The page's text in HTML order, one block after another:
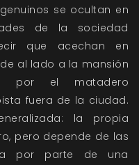
se ocultan en
de la sociedad
que acechan en
al lado a la mansión
por el matadero
fuera de la ciudad.
la propia
pero depende de las
por parte de una